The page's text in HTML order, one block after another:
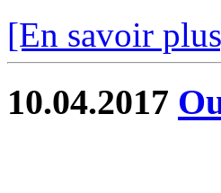
[En savoir
10.04.2017